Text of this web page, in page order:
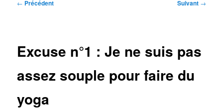
← Précédent Suivant →
Excuse n°1 : Je ne suis pas
assez souple pour faire du
yoga